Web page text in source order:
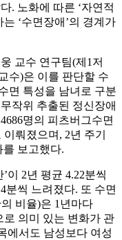
. 노화에 따른 ‘자연적
‘수면장애’의 경계가
교수 연구팀(제1저
수)은 이를 판단할 수
면 특성을 남녀로 구분
작위 추출된 정신장애
명의 피츠버그수면
뤄졌으며, 2년 주기
를 보고했다.
이 2년 평균 4.22분씩
분씩 느려졌다. 또 수면
비율)은 1년마다
로 의미 있는 변화가 관
에서도 남성보다 여성